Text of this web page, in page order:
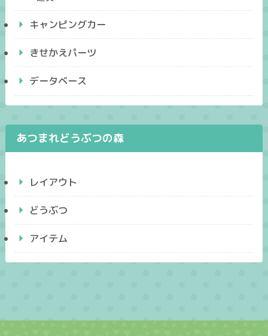
キャンピングカー
きせかえパーツ
データベース
あつまれどうぶつの森
レイアウト
どうぶつ
アイテム